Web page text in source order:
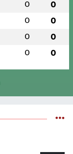
0 0
0 0
0 0
0 0